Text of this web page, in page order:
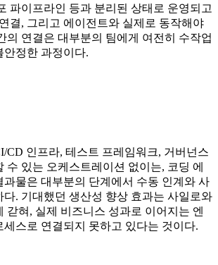
파이프라인 등과 분리된 상태로 운영되고
결, 그리고 에이전트와 실제로 동작해야
의 연결은 대부분의 팀에게 여전히 수작업
안정한 과정이다.
CD 인프라, 테스트 프레임워크, 거버넌스
수 있는 오케스트레이션 없이는, 코딩 에
과물은 대부분의 단계에서 수동 인계와 사
다. 기대했던 생산성 향상 효과는 사일로와
갇혀, 실제 비즈니스 성과로 이어지는 엔
세스로 연결되지 못하고 있다는 것이다.